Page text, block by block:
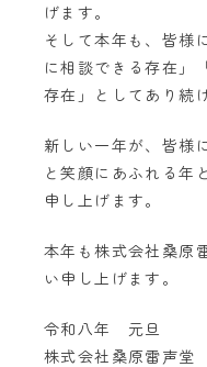
げます。
そして本年も、皆様
に相談できる存在」
存在」としてあり続
新しい一年が、皆様
と笑顔にあふれる年
申し上げます。
本年も株式会社桑原
い申し上げます。
令和八年 元旦
株式会社桑原雷声堂